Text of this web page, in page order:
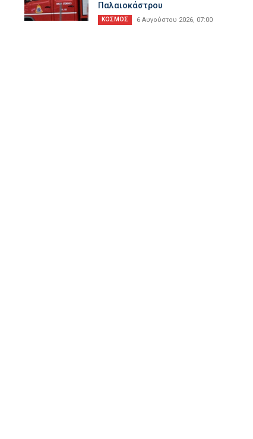
Παλαιοκάστρου
ΚΟΣΜΟΣ 6 Αυγούστου 2026, 07:00